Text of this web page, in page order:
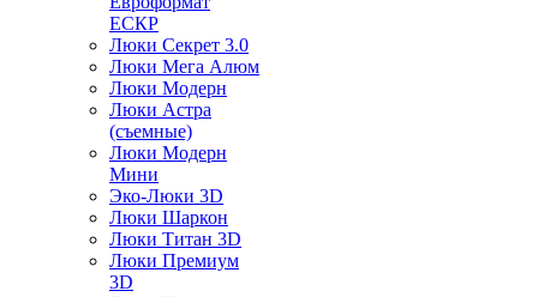
ЕСКР
Люки Секрет 3.0
Люки Мега Алюм
Люки Модерн
Люки Астра
(съемные)
Люки Модерн
Мини
Эко-Люки 3D
Люки Шаркон
Люки Титан 3D
Люки Премиум
3D